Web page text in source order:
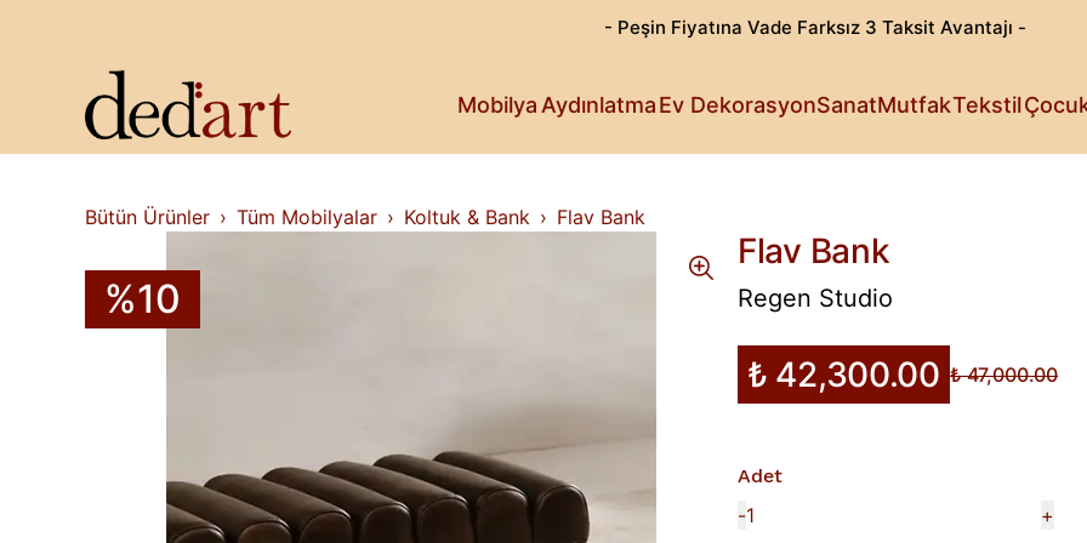
- Peşin Fiyatına Vade Farksız 3 Taksit Avantajı -
Mobilya
Kitaplık & Raf
Televizyon Ünitesi
Aydınlatma Işıldayan
Ev Dekorasyon Detaylı
Sanat Sanattan
Mutfak Estetik
Tekstil
Rahat
Küçüklerin
Patili
Fark
Bütün Ürünler Tüm Mobilyalar Koltuk & Bank Flav Bank
%10
Flav Bank
Regen Studio
₺ 42,300.00 ₺ 47,000.00
Adet
- +